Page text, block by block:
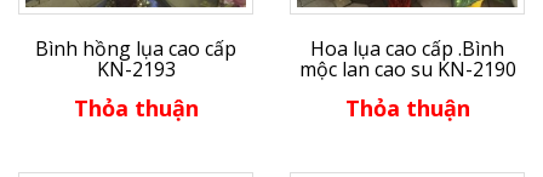
Bình hồng lụa cao cấp
KN-2193
Thỏa thuận
Hoa lụa cao cấp .Bình
mộc lan cao su KN-2190
Thỏa thuận